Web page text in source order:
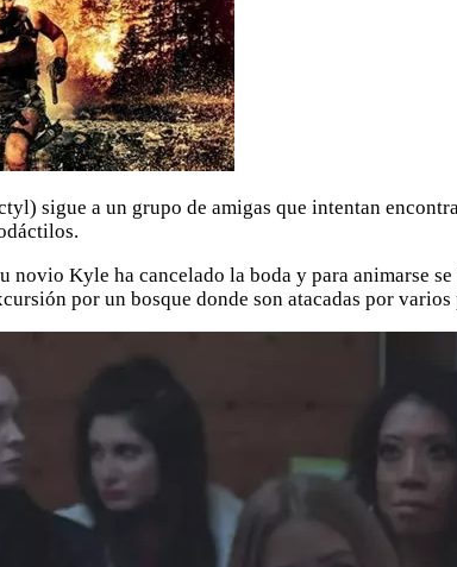
sigue a un grupo de amigas que intentan
novio Kyle ha cancelado la boda y para animarse
por un bosque donde son atacadas por